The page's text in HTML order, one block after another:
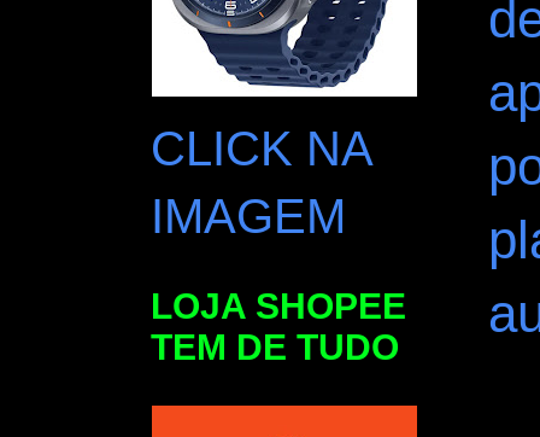
CLICK NA
IMAGEM
LOJA SHOPEE
TEM DE TUDO